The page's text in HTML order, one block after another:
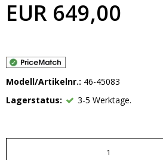
EUR 649,00
Modell/Artikelnr.: 46-45083
Lagerstatus:
3-5 Werktage.